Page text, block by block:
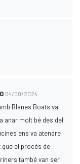
04/08/2024
Blanes Boats va
anar molt bé des del
ens va atendre
el procés de
també van ser